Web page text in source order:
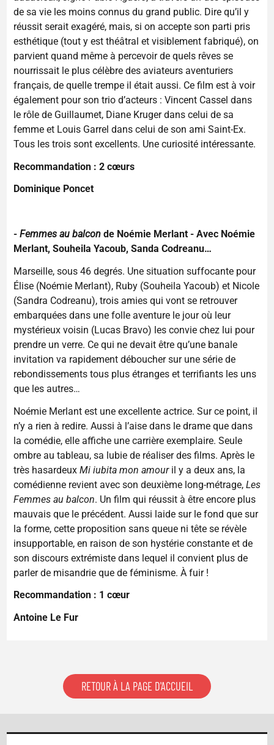
de sa vie les moins connus du grand public. Dire qu’il y
réussit serait exagéré, mais, si on accepte son parti pris
esthétique (tout y est théâtral et visiblement fabriqué), on
parvient quand même à percevoir de quels rêves se
nourrissait le plus célèbre des aviateurs aventuriers
français, de quelle trempe il était aussi. Ce film est à voir
également pour son trio d’acteurs : Vincent Cassel dans
le rôle de Guillaumet, Diane Kruger dans celui de sa
femme et Louis Garrel dans celui de son ami Saint-Ex.
Tous les trois sont excellents. Une curiosité intéressante.
Recommandation : 2 cœurs
Dominique Poncet
- Femmes au balcon de Noémie Merlant - Avec Noémie
Merlant, Souheila Yacoub, Sanda Codreanu…
Marseille, sous 46 degrés. Une situation suffocante pour
Élise (Noémie Merlant), Ruby (Souheila Yacoub) et Nicole
(Sandra Codreanu), trois amies qui vont se retrouver
embarquées dans une folle aventure le jour où leur
mystérieux voisin (Lucas Bravo) les convie chez lui pour
prendre un verre. Ce qui ne devait être qu’une banale
invitation va rapidement déboucher sur une série de
rebondissements tous plus étranges et terrifiants les uns
que les autres…
Noémie Merlant est une excellente actrice. Sur ce point, il
n’y a rien à redire. Aussi à l’aise dans le drame que dans
la comédie, elle affiche une carrière exemplaire. Seule
ombre au tableau, sa lubie de réaliser des films. Après le
très hasardeux Mi iubita mon amouril y a deux ans, la
comédienne revient avec son deuxième long-métrage, Les
Femmes au balcon. Un film qui réussit à être encore plus
mauvais que le précédent. Aussi laide sur le fond que sur
la forme, cette proposition sans queue ni tête se révèle
insupportable, en raison de son hystérie constante et de
son discours extrémiste dans lequel il convient plus de
parler de misandrie que de féminisme. À fuir !
Recommandation : 1 cœur
Antoine Le Fur
RETOUR À LA PAGE D'ACCUEIL